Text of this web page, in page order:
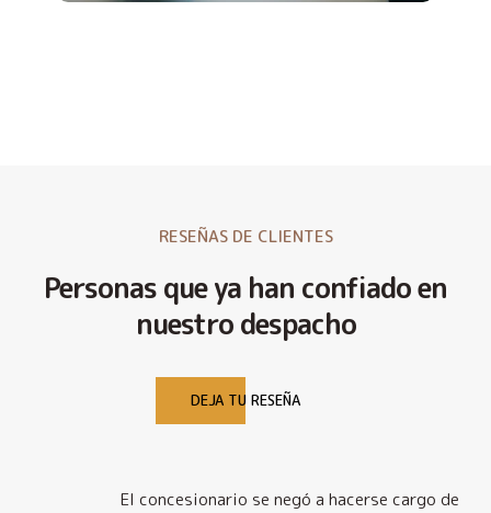
RESEÑAS DE CLIENTES
Personas que ya han confiado en
nuestro despacho
DEJA TU RESEÑA
El concesionario se negó a hacerse cargo de